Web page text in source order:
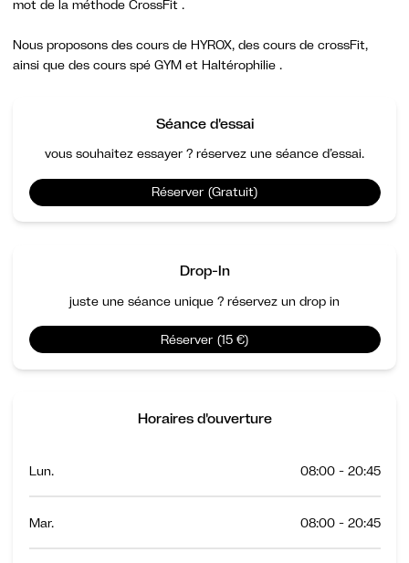
mot de la méthode CrossFit .
Nous proposons des cours de HYROX, des cours de crossFit,
ainsi que des cours spé GYM et Haltérophilie .
Séance d'essai
vous souhaitez essayer ? réservez une séance d’essai.
Réserver (Gratuit)
Drop-In
juste une séance unique ? réservez un drop in
Réserver (15 €)
Horaires d'ouverture
Lun. 08:00 - 20:45
Mar. 08:00 - 20:45